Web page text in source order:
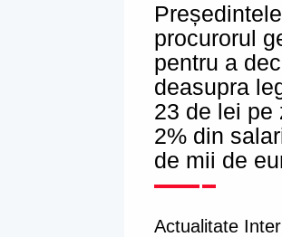
procurorul
pentru a
deasupra
23 de lei pe
2% din
de mii de
Actualitate